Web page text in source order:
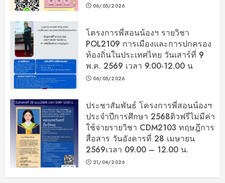
06/05/2026
โครงการพี่สอนน้องฯ รายวิชา
POL2109 การเมืองและการปกครอง
ท้องถิ่นในประเทศไทย วันเสาร์ที่ 9
พ.ค. 2569 เวลา 9.00-12.00 น
06/05/2026
ประชาสัมพันธ์ โครงการพี่สอนน้องฯ
ประจำปีการศึกษา 2568ติวฟรีไม่มีค่า
ใช้จ่ายรายวิชา CDM2103 ทฤษฎีการ
สื่อสาร วันอังคารที่ 28 เมษายน
2569เวลา 09.00 – 12.00 น.
21/04/2026